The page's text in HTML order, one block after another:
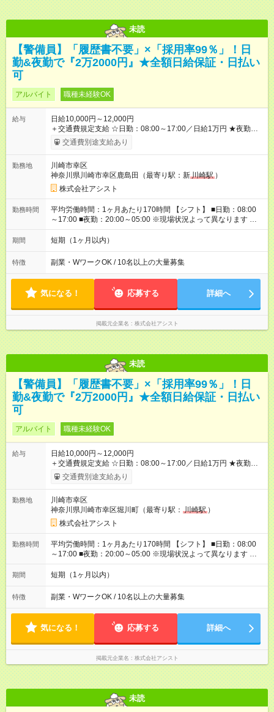
未読
【警備員】「履歴書不要」×「採用率99％」！日
勤&夜勤で『2万2000円』★全額日給保証・日払い
可
アルバイト 職種未経験OK
給与
日給10,000円～12,000円
＋交通費規定支給 ☆日勤：08:00～17:00／日給1万円 ★夜勤：
20:00～05:00／日給1万2000円 -:+:-:+:-:+:-:+:-:+:- 日勤＋夜勤で 1
日『2万2000円』も稼げる！ -:+:-:+:-:+:-:+:-:+:- ■選べる支払い方
べる！ 日払いは、当日に『現金全額』手渡しです♪ ■残業手当
別途支給 ■日給全額保障あり ┗予定時間より早く終わっても日給
は満額支給！ ■資格手当あり ┗施設警備2級など 【試用期間】
試用期間なし
交通費別途支給あり
勤務地
川崎市幸区
神奈川県川崎市幸区鹿島田（最寄り駅：新川崎駅 ）
株式会社アシスト
勤務時間
平均労働時間：1ヶ月あたり170時間 【シフト】 ■日勤：08:00
～17:00 ■夜勤：20:00～05:00 ※現場状況よって異なります ※早
く終われば1現場4～8時間勤務もあり ☆週3～勤務OK！ ☆現場
が早く終わっても日給全額保証！ ☆ご希望の方は「日勤＋夜
日勤：08:00～17:00 ■夜勤：20:00～05:00 ※現場状況よって異
なります ※早く終われば1現場4～8時間勤務もあり ☆週3～勤務
OK！ ☆現場が早く終わっても日給全額保証！ ☆ご希望の方は
「日勤＋夜勤」も可能！
期間 短期（1ヶ月以内）
特徴 副業・WワークOK / 10名以上の大量募集
気になる！ 応募する 詳細へ
掲載元企業名 株式会社アシスト
未読
【警備員】「履歴書不要」×「採用率99％」！日
勤&夜勤で『2万2000円』★全額日給保証・日払い
可
アルバイト 職種未経験OK
給与
日給10,000円～12,000円
＋交通費規定支給 ☆日勤：08:00～17:00／日給1万円 ★夜勤：
20:00～05:00／日給1万2000円 -:+:-:+:-:+:-:+:-:+:- 日勤＋夜勤で 1
日『2万2000円』も稼げる！ -:+:-:+:-:+:-:+:-:+:- ■選べる支払い方
べる！ 日払いは、当日に『現金全額』手渡しです♪ ■残業手当
別途支給 ■日給全額保障あり ┗予定時間より早く終わっても日給
は満額支給！ ■資格手当あり ┗施設警備2級など 【試用期間】
試用期間なし
交通費別途支給あり
勤務地
川崎市幸区
神奈川県川崎市幸区堀川町（最寄り駅： 川崎駅 ）
株式会社アシスト
勤務時間
平均労働時間：1ヶ月あたり170時間 【シフト】 ■日勤：08:00
～17:00 ■夜勤：20:00～05:00 ※現場状況よって異なります ※早
く終われば1現場4～8時間勤務もあり ☆週3～勤務OK！ ☆現場
が早く終わっても日給全額保証！ ☆ご希望の方は「日勤＋夜
日勤：08:00～17:00 ■夜勤：20:00～05:00 ※現場状況よって異
なります ※早く終われば1現場4～8時間勤務もあり ☆週3～勤務
OK！ ☆現場が早く終わっても日給全額保証！ ☆ご希望の方は
「日勤＋夜勤」も可能！
期間 短期（1ヶ月以内）
特徴 副業・WワークOK / 10名以上の大量募集
気になる！ 応募する 詳細へ
掲載元企業名 株式会社アシスト
未読